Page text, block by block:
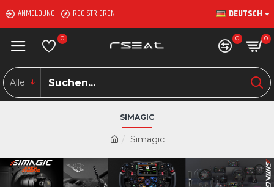
ANMELDUNG REGISTRIEREN DEUTSCH
0 0 0
Alle
Simagic
SIMAGIC